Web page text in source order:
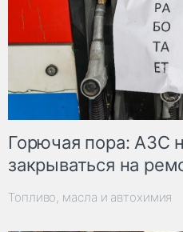
Горючая пора: АЗС
закрываться на
Топливо, масла и автохимия